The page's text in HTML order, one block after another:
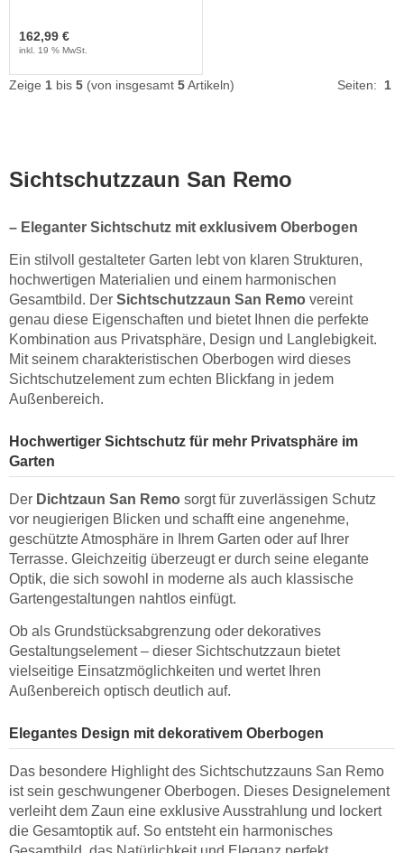
162,99 €
inkl. 19 % MwSt.
Zeige 1 bis 5 (von insgesamt 5Artikeln) Seiten: 1
Sichtschutzzaun San Remo
– Eleganter Sichtschutz mit exklusivem Oberbogen
Ein stilvoll gestalteter Garten lebt von klaren Strukturen,
hochwertigen Materialien und einem harmonischen
Gesamtbild. Der Sichtschutzzaun San Remo vereint
genau diese Eigenschaften und bietet Ihnen die perfekte
Kombination aus Privatsphäre, Design und Langlebigkeit.
Mit seinem charakteristischen Oberbogen wird dieses
Sichtschutzelement zum echten Blickfang in jedem
Außenbereich.
Hochwertiger Sichtschutz für mehr Privatsphäre im
Garten
Der Dichtzaun San Remo sorgt für zuverlässigen Schutz
vor neugierigen Blicken und schafft eine angenehme,
geschützte Atmosphäre in Ihrem Garten oder auf Ihrer
Terrasse. Gleichzeitig überzeugt er durch seine elegante
Optik, die sich sowohl in moderne als auch klassische
Gartengestaltungen nahtlos einfügt.
Ob als Grundstücksabgrenzung oder dekoratives
Gestaltungselement – dieser Sichtschutzzaun bietet
vielseitige Einsatzmöglichkeiten und wertet Ihren
Außenbereich optisch deutlich auf.
Elegantes Design mit dekorativem Oberbogen
Das besondere Highlight des Sichtschutzzauns San Remo
ist sein geschwungener Oberbogen. Dieses Designelement
verleiht dem Zaun eine exklusive Ausstrahlung und lockert
die Gesamtoptik auf. So entsteht ein harmonisches